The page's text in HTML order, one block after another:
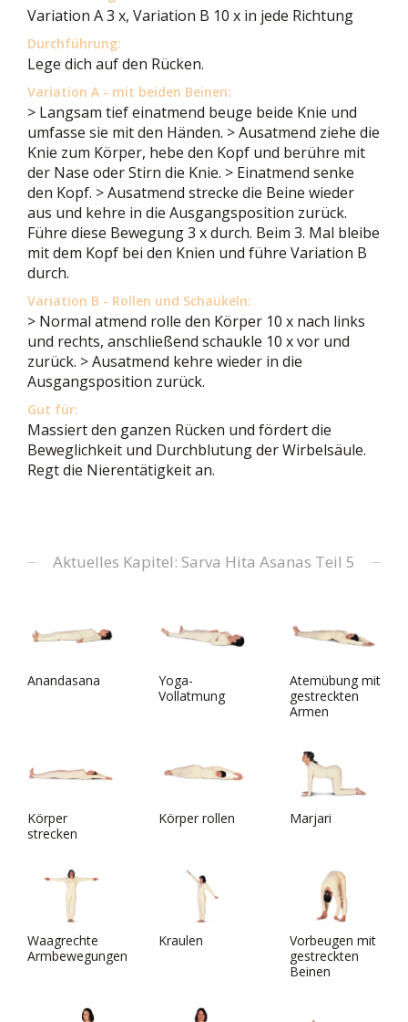
Variation A 3 x, Variation B 10 x in jede Richtung
Durchführung:
Lege dich auf den Rücken.
Variation A - mit beiden Beinen:
> Langsam tief einatmend beuge beide Knie und
umfasse sie mit den Händen. > Ausatmend ziehe die
Knie zum Körper, hebe den Kopf und berühre mit
der Nase oder Stirn die Knie. > Einatmend senke
den Kopf. > Ausatmend strecke die Beine wieder
aus und kehre in die Ausgangsposition zurück.
Führe diese Bewegung 3 x durch. Beim 3. Mal bleibe
mit dem Kopf bei den Knien und führe Variation B
durch.
Variation B - Rollen und Schaukeln:
> Normal atmend rolle den Körper 10 x nach links
und rechts, anschließend schaukle 10 x vor und
zurück. > Ausatmend kehre wieder in die
Ausgangsposition zurück.
Gut für:
Massiert den ganzen Rücken und fördert die
Beweglichkeit und Durchblutung der Wirbelsäule.
Regt die Nierentätigkeit an.
Aktuelles Kapitel: Sarva Hita Asanas Teil 5
Anandasana
Yoga-
Vollatmung
Atemübung mit
gestreckten
Armen
Körper
strecken
Körper rollen Marjari
Waagrechte
Armbewegungen
Kraulen
Vorbeugen mit
gestreckten
Beinen